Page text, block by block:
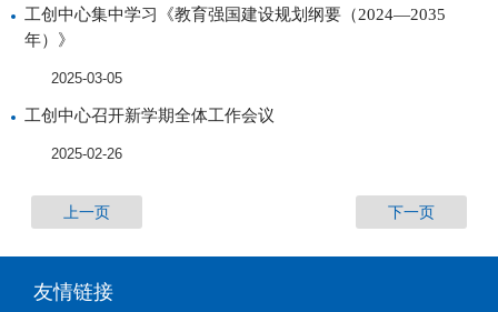
工创中心集中学习《教育强国建设规划纲要（2024—2035
年）》
2025-03-05
工创中心召开新学期全体工作会议
2025-02-26
上一页 下一页
友情链接